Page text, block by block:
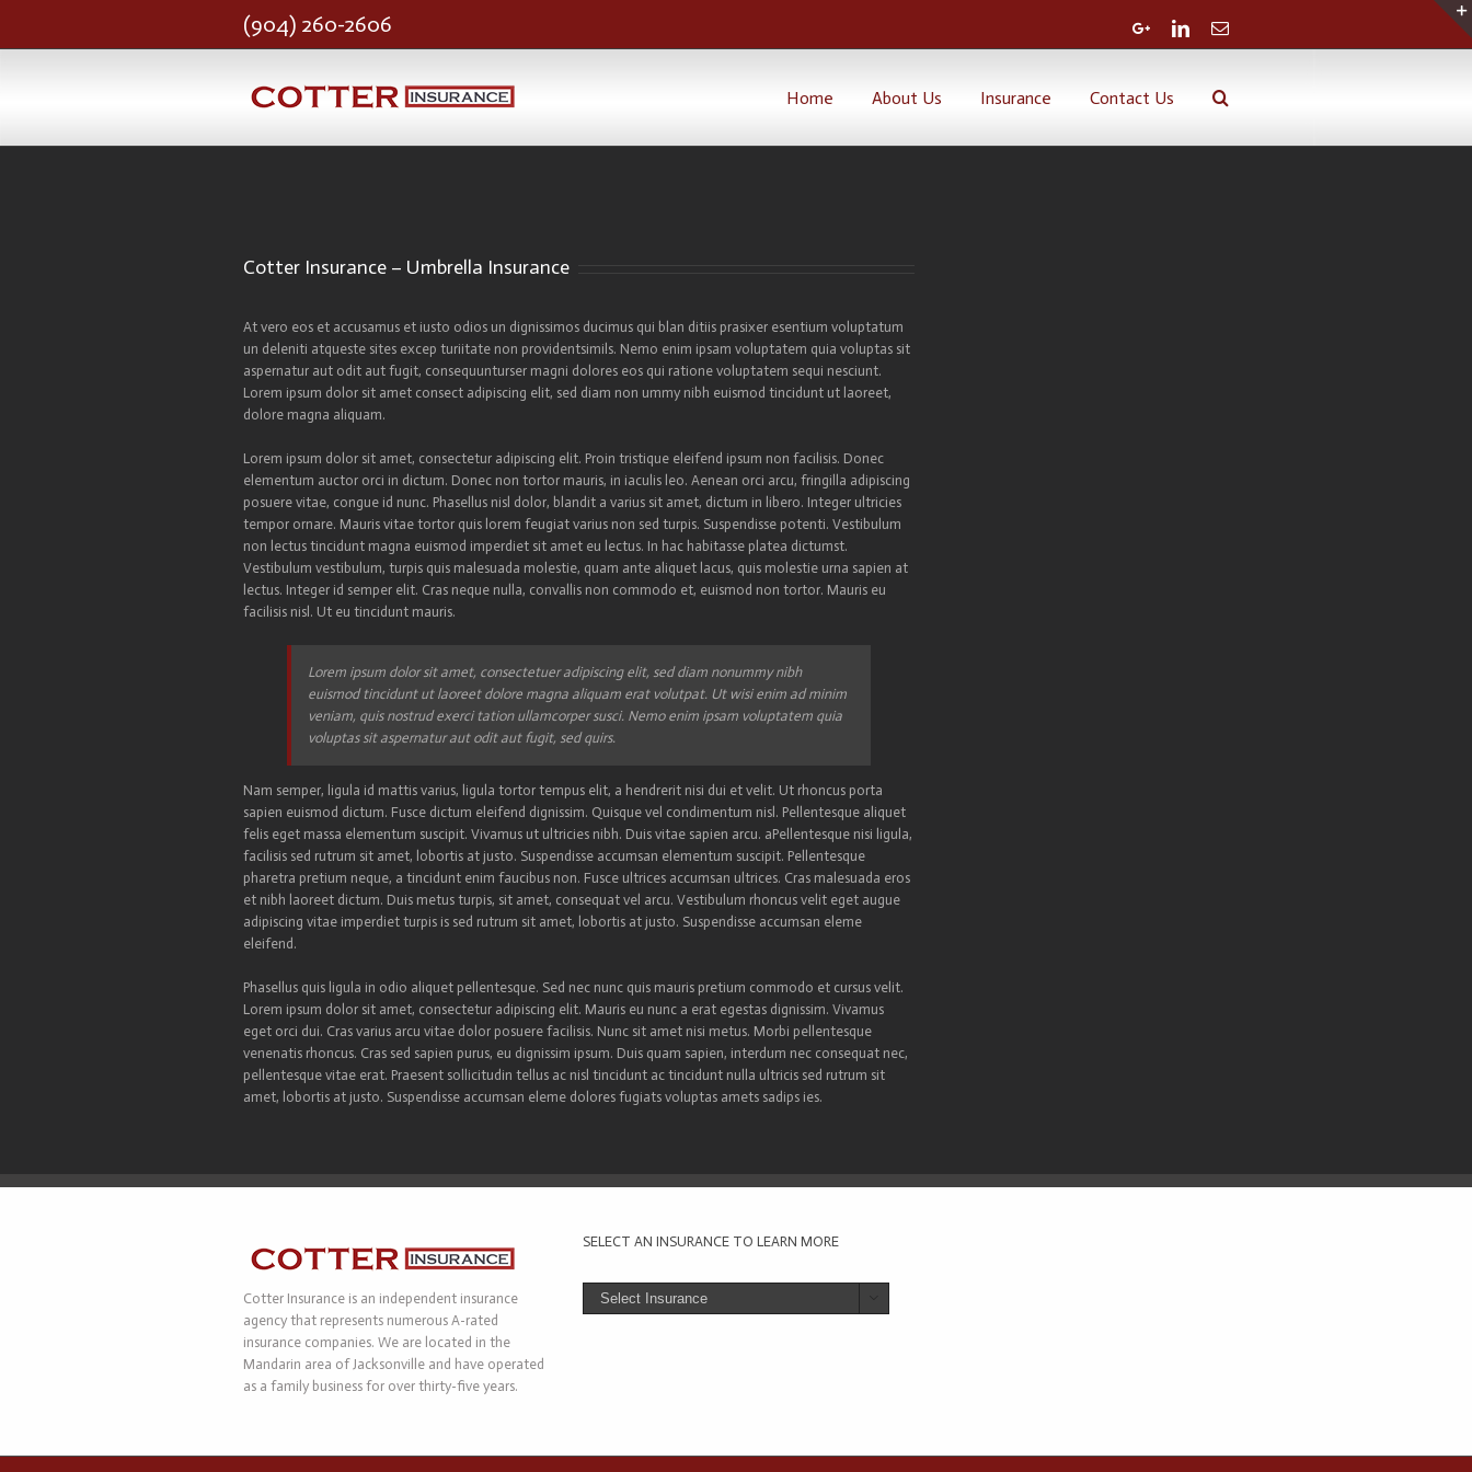
(904) 260-2606 Google+LinkedinEmail
Home About Us Insurance Contact Us
Cotter Insurance – Umbrella Insurance
At vero eos et accusamus et iusto odios un dignissimos ducimus qui blan ditiis prasixer esentium voluptatum
un deleniti atqueste sites excep turiitate non providentsimils. Nemo enim ipsam voluptatem quia voluptas sit
aspernatur aut odit aut fugit, consequunturser magni dolores eos qui ratione voluptatem sequi nesciunt.
Lorem ipsum dolor sit amet consect adipiscing elit, sed diam non ummy nibh euismod tincidunt ut laoreet,
dolore magna aliquam.
Lorem ipsum dolor sit amet, consectetur adipiscing elit. Proin tristique eleifend ipsum non facilisis. Donec
elementum auctor orci in dictum. Donec non tortor mauris, in iaculis leo. Aenean orci arcu, fringilla adipiscing
posuere vitae, congue id nunc. Phasellus nisl dolor, blandit a varius sit amet, dictum in libero. Integer ultricies
tempor ornare. Mauris vitae tortor quis lorem feugiat varius non sed turpis. Suspendisse potenti. Vestibulum
non lectus tincidunt magna euismod imperdiet sit amet eu lectus. In hac habitasse platea dictumst.
Vestibulum vestibulum, turpis quis malesuada molestie, quam ante aliquet lacus, quis molestie urna sapien at
lectus. Integer id semper elit. Cras neque nulla, convallis non commodo et, euismod non tortor. Mauris eu
facilisis nisl. Ut eu tincidunt mauris.
Lorem ipsum dolor sit amet, consectetuer adipiscing elit, sed diam nonummy nibh
euismod tincidunt ut laoreet dolore magna aliquam erat volutpat. Ut wisi enim ad minim
veniam, quis nostrud exerci tation ullamcorper susci. Nemo enim ipsam voluptatem quia
voluptas sit aspernatur aut odit aut fugit, sed quirs.
Nam semper, ligula id mattis varius, ligula tortor tempus elit, a hendrerit nisi dui et velit. Ut rhoncus porta
sapien euismod dictum. Fusce dictum eleifend dignissim. Quisque vel condimentum nisl. Pellentesque aliquet
felis eget massa elementum suscipit. Vivamus ut ultricies nibh. Duis vitae sapien arcu. aPellentesque nisi ligula,
facilisis sed rutrum sit amet, lobortis at justo. Suspendisse accumsan elementum suscipit. Pellentesque
pharetra pretium neque, a tincidunt enim faucibus non. Fusce ultrices accumsan ultrices. Cras malesuada eros
et nibh laoreet dictum. Duis metus turpis, sit amet, consequat vel arcu. Vestibulum rhoncus velit eget augue
adipiscing vitae imperdiet turpis is sed rutrum sit amet, lobortis at justo. Suspendisse accumsan eleme
eleifend.
Phasellus quis ligula in odio aliquet pellentesque. Sed nec nunc quis mauris pretium commodo et cursus velit.
Lorem ipsum dolor sit amet, consectetur adipiscing elit. Mauris eu nunc a erat egestas dignissim. Vivamus
eget orci dui. Cras varius arcu vitae dolor posuere facilisis. Nunc sit amet nisi metus. Morbi pellentesque
venenatis rhoncus. Cras sed sapien purus, eu dignissim ipsum. Duis quam sapien, interdum nec consequat nec,
pellentesque vitae erat. Praesent sollicitudin tellus ac nisl tincidunt ac tincidunt nulla ultricis sed rutrum sit
amet, lobortis at justo. Suspendisse accumsan eleme dolores fugiats voluptas amets sadips ies.
Cotter Insurance is an independent insurance
agency that represents numerous A-rated
insurance companies. We are located in the
Mandarin area of Jacksonville and have operated
as a family business for over thirty-five years.
SELECT AN INSURANCE TO LEARN MORE